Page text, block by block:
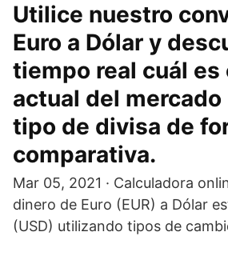
Utilice nuestro
Euro a Dólar y
tiempo real cuál es
actual del mercado
tipo de divisa de
comparativa.
Mar 05, 2021 · Calculadora
dinero de Euro (EUR) a Dólar
(USD) utilizando tipos de